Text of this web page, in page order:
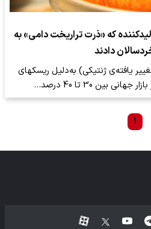
که «ذرت تراریخت دامی» به
دادند
یافته‌ی ژنتیکی) به‌دلیل ریسکهای
بین 30 تا 40 درصد…
۱